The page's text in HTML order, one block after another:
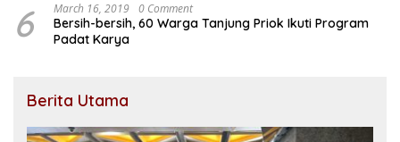
6 March 16, 2019 0 Comment
Bersih-bersih, 60 Warga Tanjung Priok Ikuti Program
Padat Karya
Berita Utama